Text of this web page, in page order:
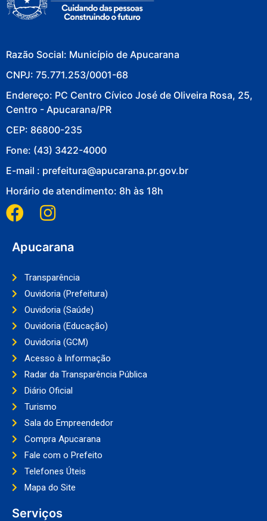
Razão Social: Município de Apucarana
CNPJ: 75.771.253/0001-68
Endereço: PC Centro Cívico José de Oliveira Rosa, 25,
Centro - Apucarana/PR
CEP: 86800-235
Fone: (43) 3422-4000
E-mail : prefeitura@apucarana.pr.gov.br
Horário de atendimento: 8h às 18h
Apucarana
Transparência
Ouvidoria (Prefeitura)
Ouvidoria (Saúde)
Ouvidoria (Educação)
Ouvidoria (GCM)
Acesso à Informação
Radar da Transparência Pública
Diário Oficial
Turismo
Sala do Empreendedor
Compra Apucarana
Fale com o Prefeito
Telefones Úteis
Mapa do Site
Serviços